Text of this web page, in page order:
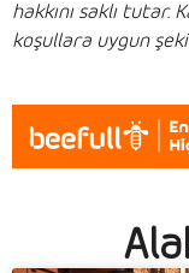
hakkını saklı
koşullara uygun